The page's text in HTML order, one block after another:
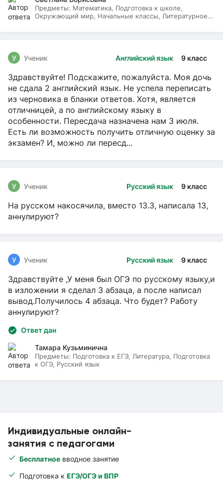
Индивидуальные онлайн-
занятия с педагогами
Бесплатное вводное занятие
Подготовка к ЕГЭ/ОГЭ и ВПР
Предметы: Математика, Подготовка к школе,
Окружающий мир, Начальные классы, Литературное
Английский язык 9 класс
У Ученик
Здравствуйте! Подскажите, пожалуйста. Моя дочь
не сдала 2 английский язык. Не успела переписать
из черновика в бланки ответов. Хотя, является
отличницей, а по английскому языку в
особенности. Пересдача назначена нам 3 июля.
Есть ли возможность получить отличную оценку за
экзамен? И, можно ли пересд...
Русский язык 9 класс
У Ученик
На русском накосячила, вместо 13.3, написала 13,
аннулируют?
Русский язык 9 класс
У Ученик
Здравствуйте ,У меня был ОГЭ по русскому языку,и
в изложении я сделал 3 абзаца, а после написал
вывод.Получилось 4 абзаца. Что будет? Работу
аннулируют?
Ответ дан
Тамара Кузьминична
Предметы: Подготовка к ЕГЭ, Литература, Подготовка
к ОГЭ, Русский язык